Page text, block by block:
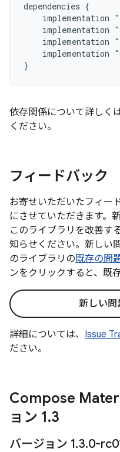
dependencies {
implementation
implementation
implementation
implementation
}
依存関係について詳しくは
ください。
フィードバック
お寄せいただいたフィー
にさせていただきます。
このライブラリを改善す
知らせください。新しい
のライブラリの既存の問
ンをクリックすると、既
新しい問
詳細については、 Issue
ださい。
Compose
ョン 1.3
バージョン 1.3.0-